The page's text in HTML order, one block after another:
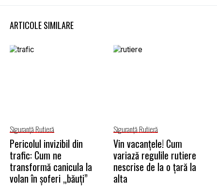
ARTICOLE SIMILARE
Siguranţă Rutieră
Pericolul invizibil din
trafic: Cum ne
transformă canicula la
volan în șoferi „băuți”
Siguranţă Rutieră
Vin vacanțele! Cum
variază regulile rutiere
nescrise de la o țară la
alta